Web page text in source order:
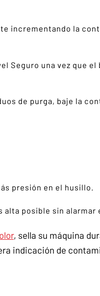
incrementando la
Seguro una vez que
de purga, baje la
presión en el husillo.
posible sin alarmar
, sella su máquina
indicación de